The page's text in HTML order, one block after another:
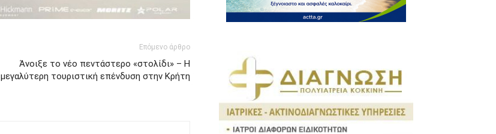
Επόμενο άρθρο
Άνοιξε το νέο πεντάστερο «στολίδι» – Η
μεγαλύτερη τουριστική επένδυση στην Κρήτη